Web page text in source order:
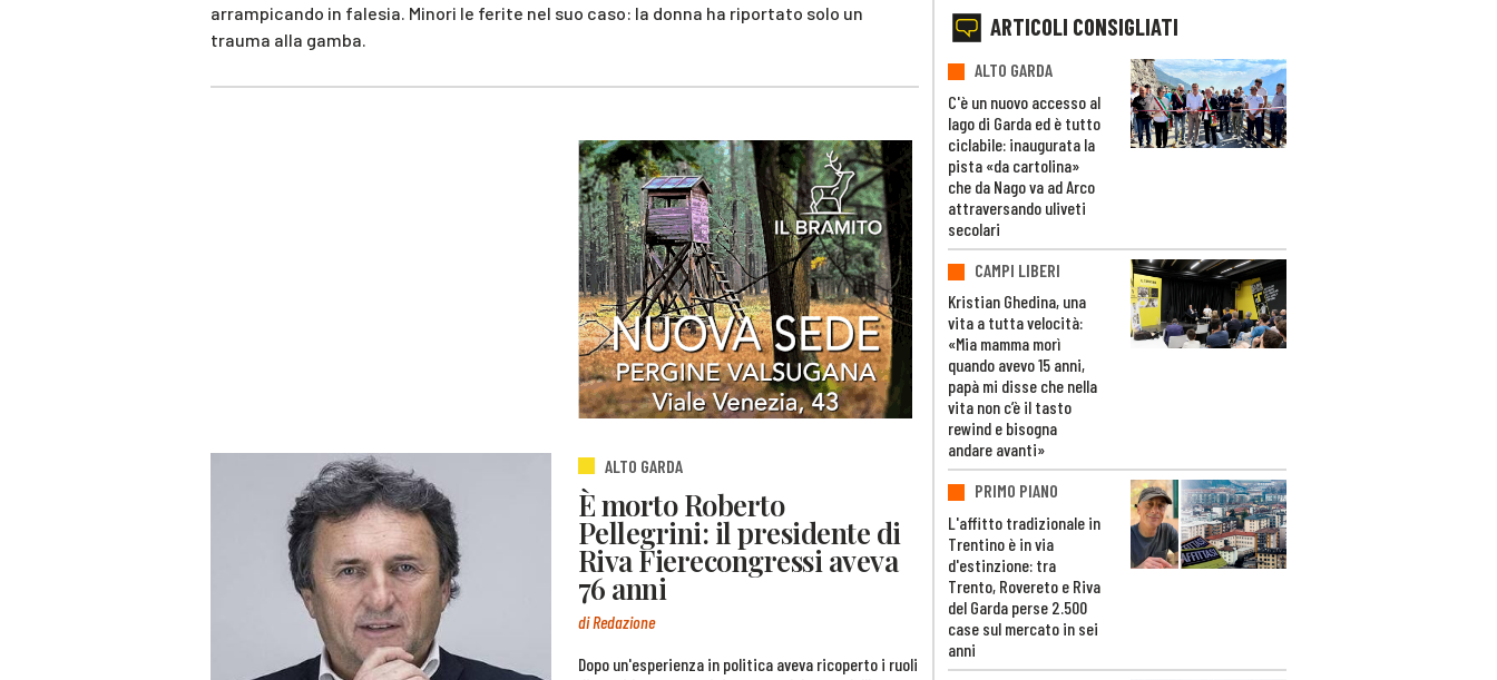
arrampicando in falesia. Minori le ferite nel suo caso: la donna ha riportato solo un
trauma alla gamba.
ALTO GARDA
È morto Roberto
Pellegrini: il presidente di
Riva Fierecongressi aveva
76 anni
di Redazione
Dopo un'esperienza in politica aveva ricoperto i ruoli
ARTICOLI CONSIGLIATI
ALTO GARDA
C'è un nuovo accesso al
lago di Garda ed è tutto
ciclabile: inaugurata la
pista «da cartolina»
che da Nago va ad Arco
attraversando uliveti
secolari
CAMPI LIBERI
Kristian Ghedina, una
vita a tutta velocità:
«Mia mamma morì
quando avevo 15 anni,
papà mi disse che nella
vita non c’è il tasto
rewind e bisogna
andare avanti»
PRIMO PIANO
L'affitto tradizionale in
Trentino è in via
d'estinzione: tra
Trento, Rovereto e Riva
del Garda perse 2.500
case sul mercato in sei
anni